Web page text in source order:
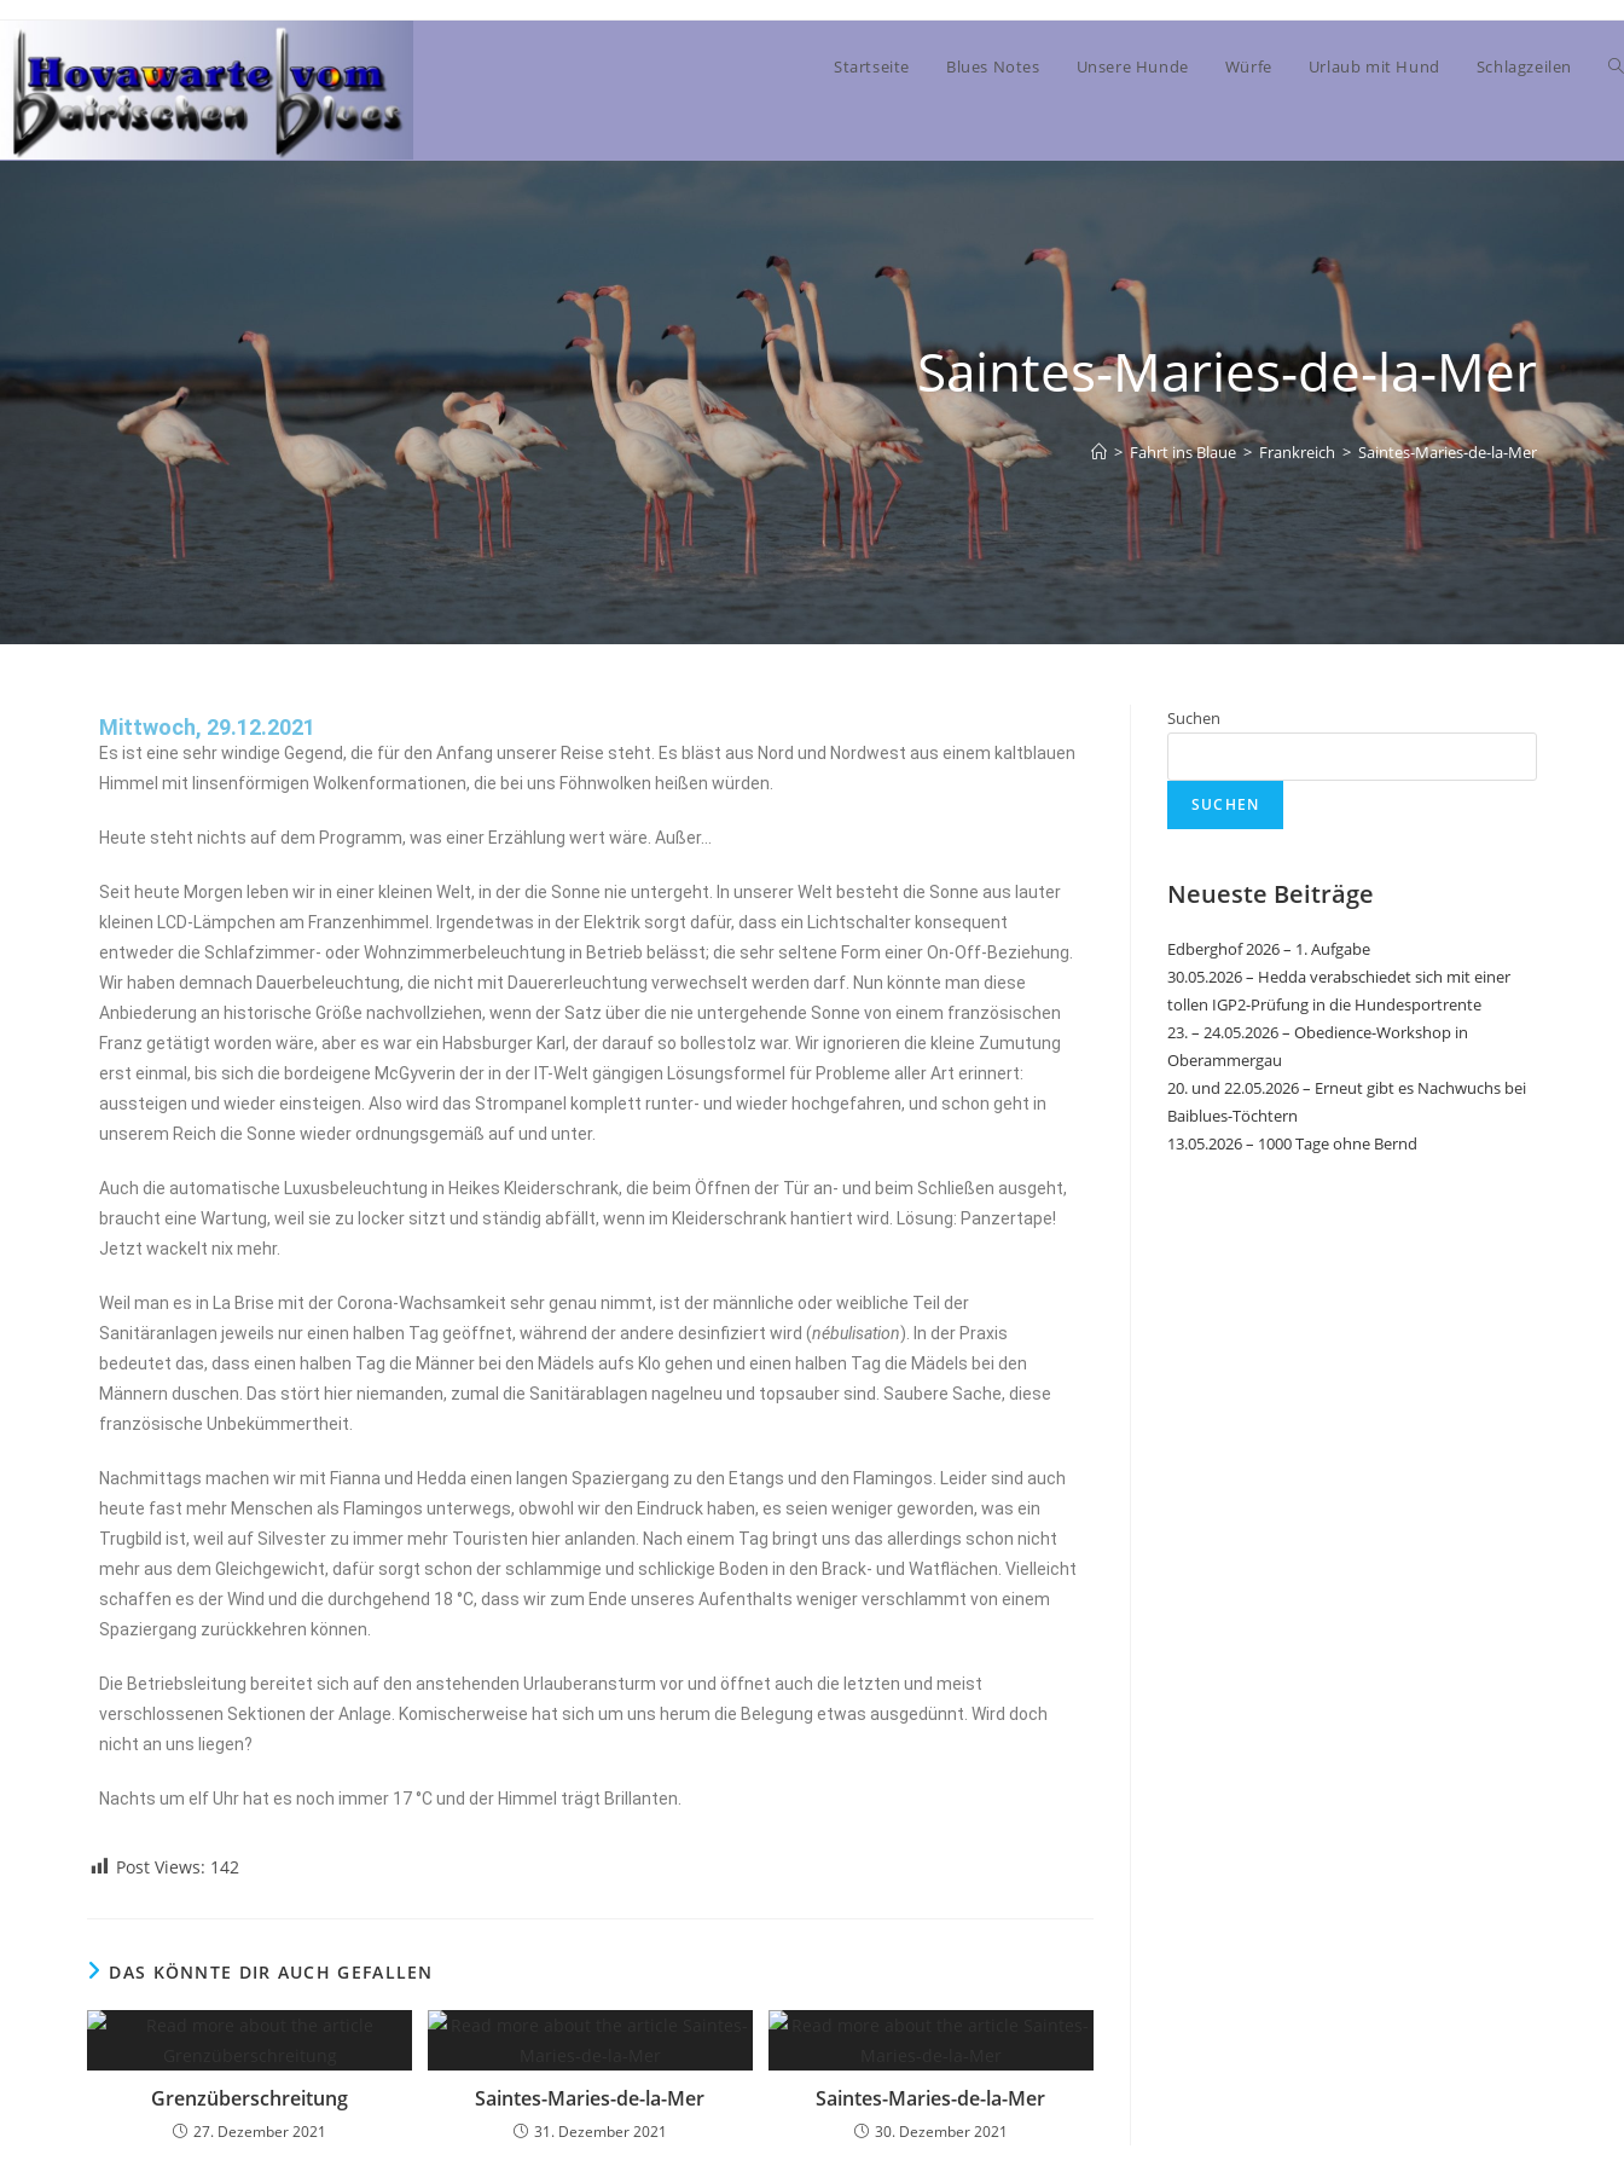
Startseite Blues Notes Unsere Hunde Würfe Urlaub mit Hund Schlagzeilen
Saintes-Maries-de-la-Mer
> Fahrt ins Blaue > Frankreich > Saintes-Maries-de-la-Mer
Mittwoch, 29.12.2021
Es ist eine sehr windige Gegend, die für den Anfang unserer Reise steht. Es bläst aus Nord und Nordwest aus einem kaltblauen
Himmel mit linsenförmigen Wolkenformationen, die bei uns Föhnwolken heißen würden.
Heute steht nichts auf dem Programm, was einer Erzählung wert wäre. Außer…
Seit heute Morgen leben wir in einer kleinen Welt, in der die Sonne nie untergeht. In unserer Welt besteht die Sonne aus lauter
kleinen LCD-Lämpchen am Franzenhimmel. Irgendetwas in der Elektrik sorgt dafür, dass ein Lichtschalter konsequent
entweder die Schlafzimmer- oder Wohnzimmerbeleuchtung in Betrieb belässt; die sehr seltene Form einer On-Off-Beziehung.
Wir haben demnach Dauerbeleuchtung, die nicht mit Dauererleuchtung verwechselt werden darf. Nun könnte man diese
Anbiederung an historische Größe nachvollziehen, wenn der Satz über die nie untergehende Sonne von einem französischen
Franz getätigt worden wäre, aber es war ein Habsburger Karl, der darauf so bollestolz war. Wir ignorieren die kleine Zumutung
erst einmal, bis sich die bordeigene McGyverin der in der IT-Welt gängigen Lösungsformel für Probleme aller Art erinnert:
aussteigen und wieder einsteigen. Also wird das Strompanel komplett runter- und wieder hochgefahren, und schon geht in
unserem Reich die Sonne wieder ordnungsgemäß auf und unter.
Auch die automatische Luxusbeleuchtung in Heikes Kleiderschrank, die beim Öffnen der Tür an- und beim Schließen ausgeht,
braucht eine Wartung, weil sie zu locker sitzt und ständig abfällt, wenn im Kleiderschrank hantiert wird. Lösung: Panzertape!
Jetzt wackelt nix mehr.
Weil man es in La Brise mit der Corona-Wachsamkeit sehr genau nimmt, ist der männliche oder weibliche Teil der
Sanitäranlagen jeweils nur einen halben Tag geöffnet, während der andere desinfiziert wird (nébulisation). In der Praxis
bedeutet das, dass einen halben Tag die Männer bei den Mädels aufs Klo gehen und einen halben Tag die Mädels bei den
Männern duschen. Das stört hier niemanden, zumal die Sanitärablagen nagelneu und topsauber sind. Saubere Sache, diese
französische Unbekümmertheit.
Nachmittags machen wir mit Fianna und Hedda einen langen Spaziergang zu den Etangs und den Flamingos. Leider sind auch
heute fast mehr Menschen als Flamingos unterwegs, obwohl wir den Eindruck haben, es seien weniger geworden, was ein
Trugbild ist, weil auf Silvester zu immer mehr Touristen hier anlanden. Nach einem Tag bringt uns das allerdings schon nicht
mehr aus dem Gleichgewicht, dafür sorgt schon der schlammige und schlickige Boden in den Brack- und Watflächen. Vielleicht
schaffen es der Wind und die durchgehend 18 °C, dass wir zum Ende unseres Aufenthalts weniger verschlammt von einem
Spaziergang zurückkehren können.
Die Betriebsleitung bereitet sich auf den anstehenden Urlauberansturm vor und öffnet auch die letzten und meist
verschlossenen Sektionen der Anlage. Komischerweise hat sich um uns herum die Belegung etwas ausgedünnt. Wird doch
nicht an uns liegen?
Nachts um elf Uhr hat es noch immer 17 °C und der Himmel trägt Brillanten.
Post Views: 142
DAS KÖNNTE DIR AUCH GEFALLEN
Grenzüberschreitung
27. Dezember 2021
Saintes-Maries-de-la-Mer
31. Dezember 2021
Saintes-Maries-de-la-Mer
30. Dezember 2021
Suchen
SUCHEN
Neueste Beiträge
Edberghof 2026 – 1. Aufgabe
30.05.2026 – Hedda verabschiedet sich mit einer
tollen IGP2-Prüfung in die Hundesportrente
23. – 24.05.2026 – Obedience-Workshop in
Oberammergau
20. und 22.05.2026 – Erneut gibt es Nachwuchs bei
Baiblues-Töchtern
13.05.2026 – 1000 Tage ohne Bernd